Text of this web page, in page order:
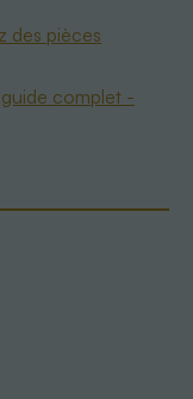
des pièces
complet -